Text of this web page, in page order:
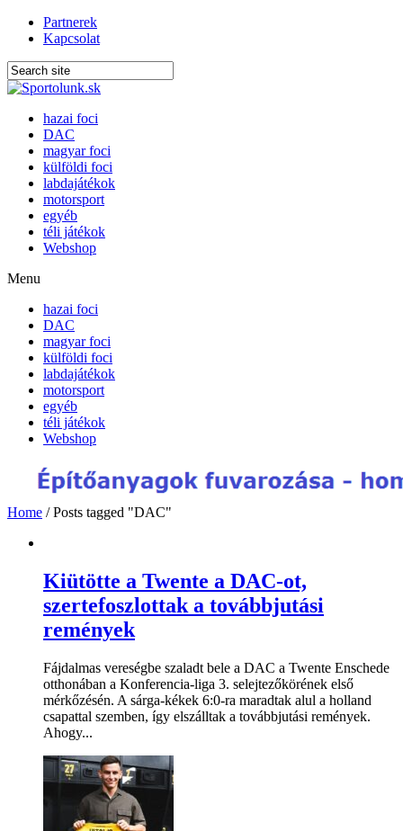
Partnerek
Kapcsolat
hazai foci
DAC
magyar foci
külföldi foci
labdajátékok
motorsport
egyéb
téli játékok
Webshop
Menu
hazai foci
DAC
magyar foci
külföldi foci
labdajátékok
motorsport
egyéb
téli játékok
Webshop
Home /Posts tagged "DAC"
Kiütötte a Twente a DAC-ot,
szertefoszlottak a továbbjutási
remények
Fájdalmas vereségbe szaladt bele a DAC a Twente Enschede
otthonában a Konferencia-liga 3. selejtezőkörének első
mérkőzésén. A sárga-kékek 6:0-ra maradtak alul a holland
csapattal szemben, így elszálltak a továbbjutási remények.
Ahogy...